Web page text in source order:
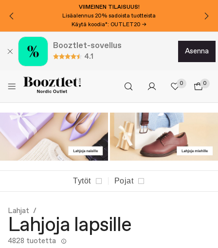
Booztlet-sovellus
4.1
asenna
0 0
Tytöt Pojat
Lahjat
Lahjoja lapsille
4828 tuotetta